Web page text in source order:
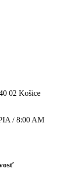
02 Košice
/ 8:00 AM